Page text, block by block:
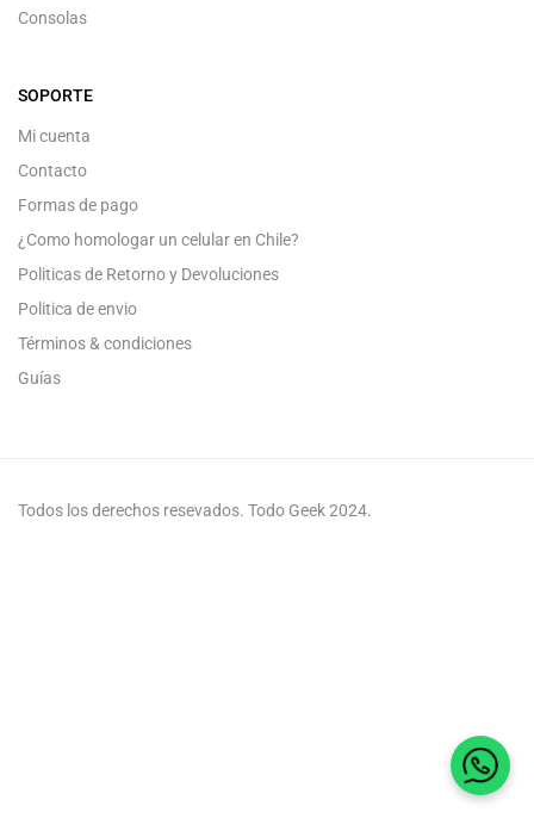
Consolas
SOPORTE
Mi cuenta
Contacto
Formas de pago
¿Como homologar un celular en Chile?
Politicas de Retorno y Devoluciones
Politica de envio
Términos & condiciones
Guías
Todos los derechos resevados. Todo Geek 2024.
Habla